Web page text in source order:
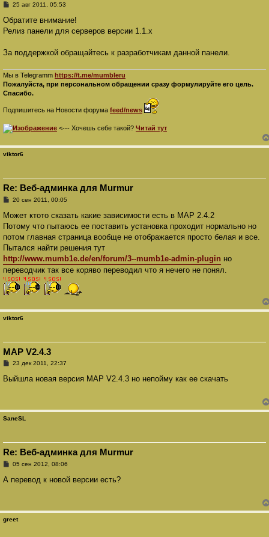
С
о
б
щ
и
25 авг 2011, 05:53
Обратите внимание!
Релиз панели для серверов версии 1.1.х
За поддержкой обращайтесь к разработчикам данной панели.
Мы в Telegramm https://t.me/mumbleru
Пожалуйста, при персональном обращении сразу формулируйте его цель.
Спасибо.
Подпишитесь на Новости форума feed/news
<--- Хочешь себе такой? Читай тут
viktor6
Re: Веб-админка для Murmur
С
о
щ
е
и
е
20 сен 2011, 00:05
Может ктото сказать какие зависимости есть в MAP 2.4.2
Потому что пытаюсь ее поставить установка проходит нормально но
потом главная страница вообще не отображается просто белая и все.
Пытался найти решения тут
http://www.mumb1e.de/en/forum/3--mumb1e-admin-plugin но
переводчик так все коряво переводил что я нечего не понял.
viktor6
MAP V2.4.3
С
о
и
е
23 дек 2011, 22:37
Выйшла новая версия MAP V2.4.3 но непойму как ее скачать
SaneSL
Re: Веб-админка для Murmur
С
о
и
е
05 сен 2012, 08:06
А перевод к новой версии есть?
greet